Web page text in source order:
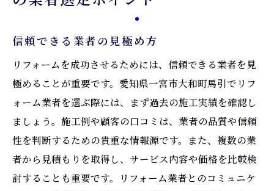
信頼できる業者の見極め方
リフォームを成功させるためには、信頼できる業者を見
極めることが重要です。愛知県一宮市大和町馬引でリフ
ォーム業者を選ぶ際には、まず過去の施工実績を確認し
ましょう。施工例や顧客の口コミは、業者の品質や信頼
性を判断するための貴重な情報源です。また、複数の業
者から見積もりを取得し、サービス内容や価格を比較検
討することも重要です。リフォーム業者とのコミュニケ